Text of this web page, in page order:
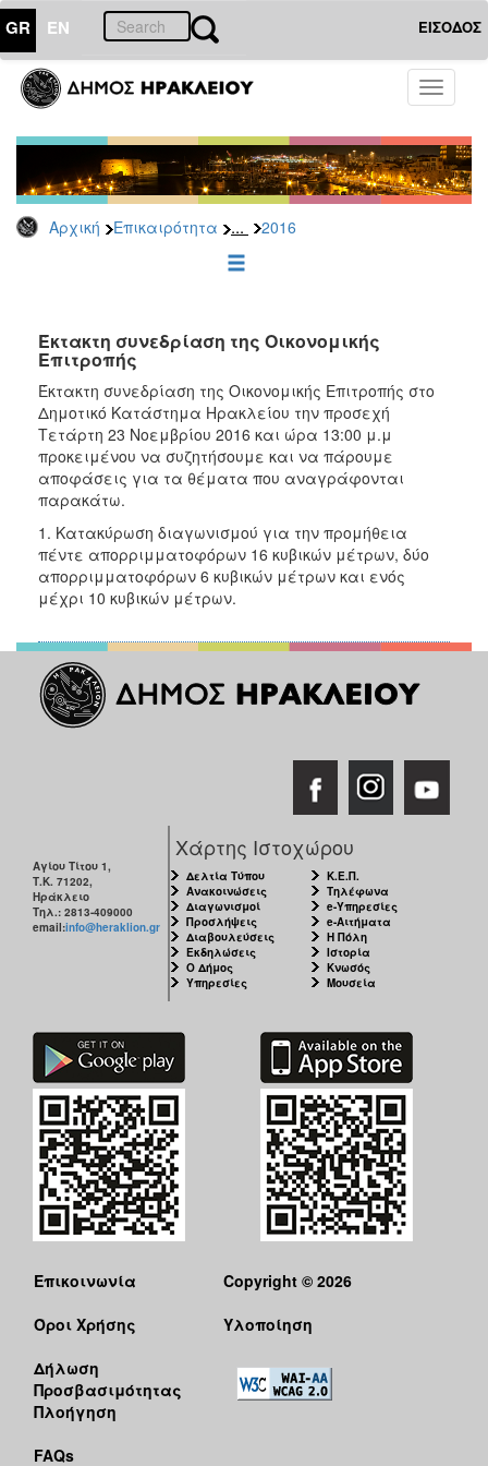
GR EN ΕΙΣΟΔΟΣ
Toggle
Αρχική Επικαιρότητα ... 2016
ΕΠΙΚΑΙΡΟΤΗΤΑ
Τύπου
Αρχείο
2026
2025
2022
2021
2020
2019
2018
2017
2016
2015
2013
2011
2010
2006
ΕΠΙΣΚΕΠΤΗΣ
ΗΡΑΚΛΕΙΟ
Έκτακτη συνεδρίαση της Οικονομικής
Επιτροπής
Έκτακτη συνεδρίαση της Οικονομικής Επιτροπής στο
Δημοτικό Κατάστημα Ηρακλείου την προσεχή
Τετάρτη 23 Νοεμβρίου 2016 και ώρα 13:00 μ.μ
προκειμένου να συζητήσουμε και να πάρουμε
αποφάσεις για τα θέματα που αναγράφονται
παρακάτω.
1. Kατακύρωση διαγωνισμού για την προμήθεια
πέντε απορριμματοφόρων 16 κυβικών μέτρων, δύο
απορριμματοφόρων 6 κυβικών μέτρων και ενός
μέχρι 10 κυβικών μέτρων.
Αγίου Τίτου 1,
Τ.Κ. 71202,
Ηράκλειο
Τηλ.: 2813-409000
email:info@heraklion.gr
Χάρτης Ιστοχώρου
Δελτία Τύπου
Ανακοινώσεις
Διαγωνισμοί
Προσλήψεις
Διαβουλεύσεις
Εκδηλώσεις
Ο Δήμος
Υπηρεσίες
Κ.Ε.Π.
Τηλέφωνα
e-Υπηρεσίες
e-Αιτήματα
Η Πόλη
Ιστορία
Κνωσός
Μουσεία
Επικοινωνία
Όροι Χρήσης
Δήλωση
Προσβασιμότητας
Πλοήγηση
FAQs
Copyright © 2026
Υλοποίηση